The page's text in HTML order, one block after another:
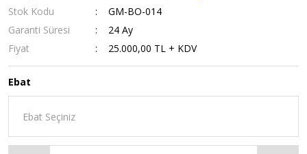
Stok Kodu
GM-BO-014
Garanti Süresi
24 Ay
Fiyat
25.000,00 TL + KDV
Ebat